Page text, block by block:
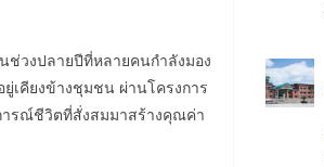
ช่วงปลายปีที่หลายคนกำลังมอง
เคียงข้างชุมชน ผ่านโครงการ
ารณ์ชีวิตที่สั่งสมมาสร้างคุณค่า